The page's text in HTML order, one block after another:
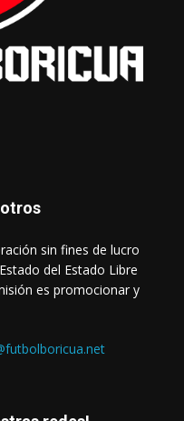
sin fines de lucro
del Estado Libre
es promocionar y